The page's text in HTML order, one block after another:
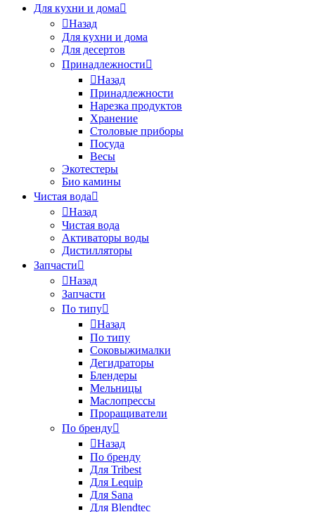
Для кухни и дома
Назад
Для кухни и дома
Для десертов
Принадлежности
Назад
Принадлежности
Нарезка продуктов
Хранение
Столовые приборы
Посуда
Весы
Экотестеры
Био камины
Чистая вода
Назад
Чистая вода
Активаторы воды
Дистилляторы
Запчасти
Назад
Запчасти
По типу
Назад
По типу
Соковыжималки
Дегидраторы
Блендеры
Мельницы
Маслопрессы
Проращиватели
По бренду
Назад
По бренду
Для Tribest
Для Lequip
Для Sana
Для Blendtec